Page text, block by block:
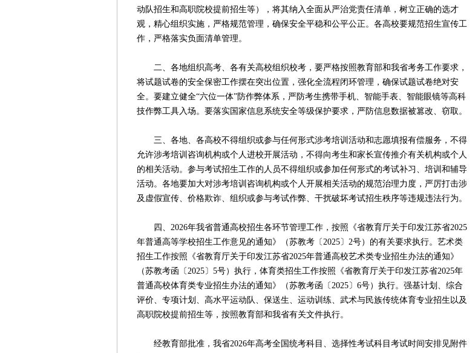
动队招生和高职院校提前招生等），将其纳入全面从严治党责任清单，树立正确的选才
观，精心组织实施，严格规范管理，确保安全平稳和公平公正。各高校要规范招生宣传工
作，严格落实负面清单管理。
二、各地组织高考、各有关高校组织校考，要严格按照教育部和我省考务工作要求，
将试题试卷的安全保密工作摆在突出位置，强化全流程闭环管理，确保试题试卷绝对安
全。要建立健全“六位一体”防作弊体系，严防考生携带手机、智能手表、智能眼镜等高科
技作弊工具入场。要落实国家信息系统安全等级保护要求，严防信息数据被篡改、窃取。
三、各地、各高校不得组织或参与任何形式涉考培训活动和志愿填报有偿服务，不得
允许涉考培训咨询机构或个人进校开展活动，不得向考生和家长宣传推介有关机构或个人
的相关活动。参与考试招生工作的人员不得组织或参加任何形式的考试补习、培训和辅导
活动。各地要加大对涉考培训咨询机构或个人开展相关活动的规范治理力度，严厉打击涉
及虚假宣传、价格欺诈、组织或参与考试作弊、干扰破坏考试招生秩序等违规违法行为。
四、2026年我省普通高校招生各环节管理工作，按照《省教育厅关于印发江苏省2025
年普通高等学校招生工作意见的通知》（苏教考〔2025〕2号）的有关要求执行。艺术类
招生工作按照《省教育厅关于印发江苏省2025年普通高校艺术类专业招生办法的通知》
（苏教考函〔2025〕5号）执行，体育类招生工作按照《省教育厅关于印发江苏省2025年
普通高校体育类专业招生办法的通知》（苏教考函〔2025〕6号）执行。强基计划、综合
评价、专项计划、高水平运动队、保送生、运动训练、武术与民族传统体育专业招生以及
高职院校提前招生等，按照教育部和我省有关文件执行。
经教育部批准，我省2026年高考全国统考科目、选择性考试科目考试时间安排见附件